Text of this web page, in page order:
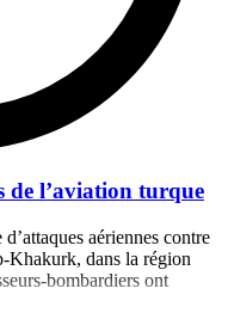
l’aviation turque
aériennes contre
Khakurk, dans la région
bombardiers ont